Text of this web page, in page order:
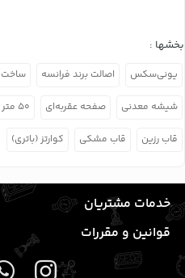
بخشها :
یونی‌سکس اصالت برند فرانسه ساخت
شیشه معدنی صفحه عقربه‌ای ۵۰ متر ضد آب
قاب رزین قاب مشکی کوارتز (باتری)
خدمات مشتریان
قوانین و مقررات